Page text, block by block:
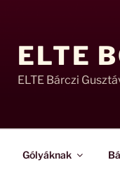
ELTE
ELTE Bárczi
Gólyáknak